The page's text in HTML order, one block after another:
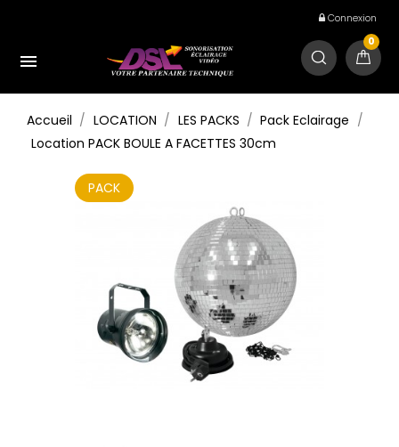
Connexion

0
Accueil LOCATION LES PACKS
Pack Eclairage
Location PACK BOULE A FACETTES 30cm
PACK